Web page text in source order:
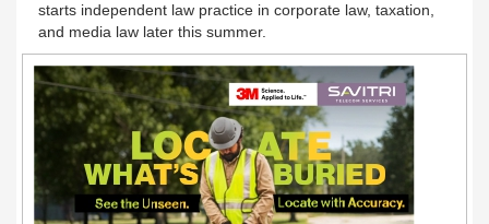
starts independent law practice in corporate law, taxation,
and media law later this summer.